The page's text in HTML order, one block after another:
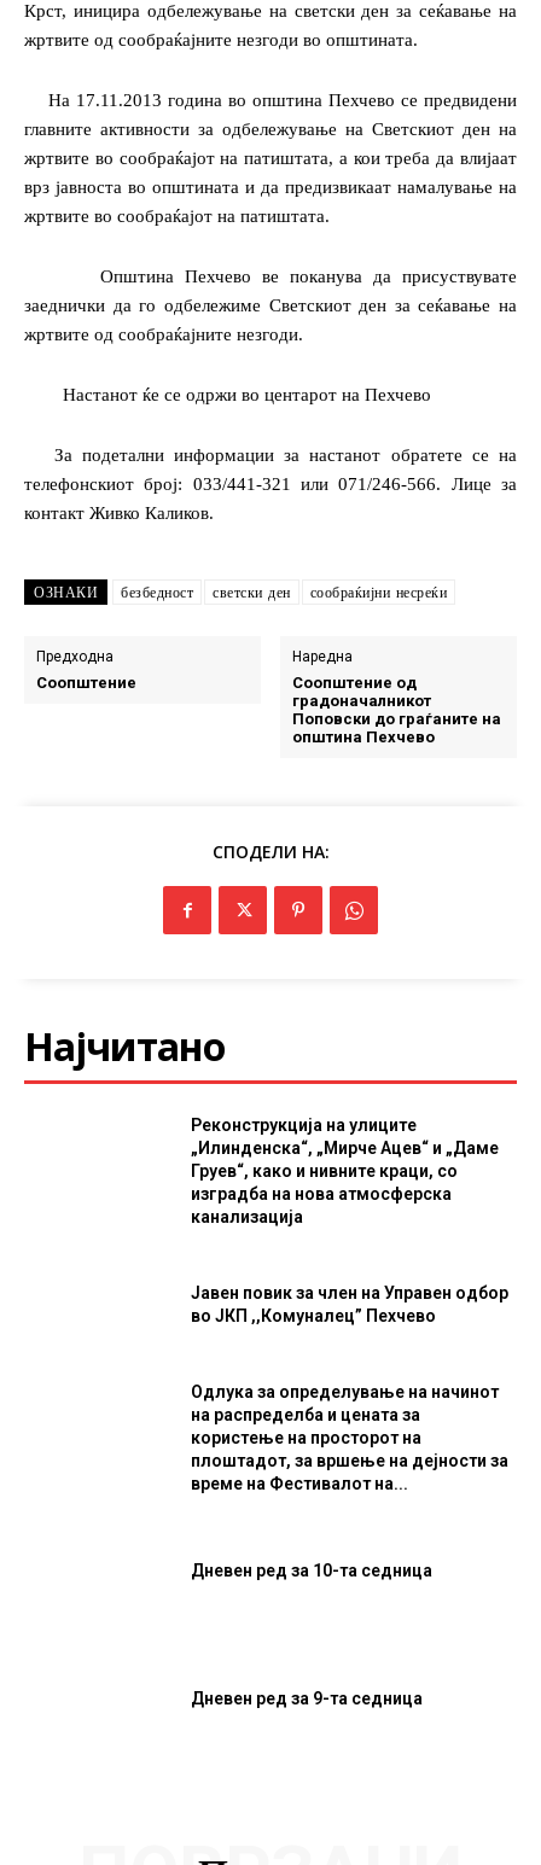
Крст, иницира одбележување на светски ден за сеќавање на
жртвите од сообраќајните незгоди во општината.
На 17.11.2013 година во општина Пехчево се предвидени
главните активности за одбележување на Светскиот ден на
жртвите во сообраќајот на патиштата, а кои треба да влијаат
врз јавноста во општината и да предизвикаат намалување на
жртвите во сообраќајот на патиштата.
Општина Пехчево ве поканува да присуствувате
заеднички да го одбележиме Светскиот ден за сеќавање на
жртвите од сообраќајните незгоди.
Настанот ќе се одржи во центарот на Пехчево
За подетални информации за настанот обратете се на
телефонскиот број: 033/441-321 или 071/246-566. Лице за
контакт Живко Каликов.
ОЗНАКИ безбедност светски ден сообраќијни несреќи
Предходна
Соопштение
Наредна
Соопштение од
градоначалникот
Поповски до граѓаните на
општина Пехчево
СПОДЕЛИ НА:
Најчитано
Реконструкција на улиците
„Илинденска“, „Мирче Ацев“ и „Даме
Груев“, како и нивните краци, со
изградба на нова атмосферска
канализација
Јавен повик за член на Управен одбор
во ЈКП ,,Комуналец” Пехчево
Одлука за определување на начинот
на распределба и цената за
користење на просторот на
плоштадот, за вршење на дејности за
време на Фестивалот на...
Дневен ред за 10-та седница
Дневен ред за 9-та седница